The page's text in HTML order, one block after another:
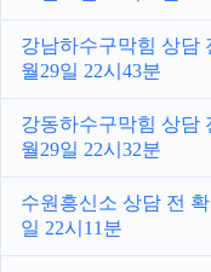
강남하수구막힘 상담
월29일 22시43분
강동하수구막힘 상담
월29일 22시32분
수원흥신소 상담 전
일 22시11분